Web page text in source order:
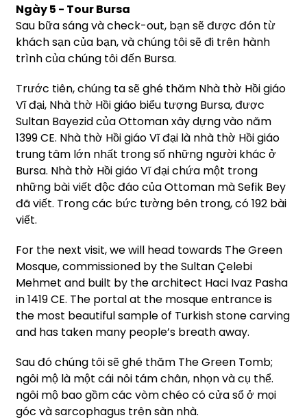
Ngày 5 - Tour Bursa
Sau bữa sáng và check-out, bạn sẽ được đón từ
khách sạn của bạn, và chúng tôi sẽ đi trên hành
trình của chúng tôi đến Bursa.
Trước tiên, chúng ta sẽ ghé thăm Nhà thờ Hồi giáo
Vĩ đại, Nhà thờ Hồi giáo biểu tượng Bursa, được
Sultan Bayezid của Ottoman xây dựng vào năm
1399 CE. Nhà thờ Hồi giáo Vĩ đại là nhà thờ Hồi giáo
trung tâm lớn nhất trong số những người khác ở
Bursa. Nhà thờ Hồi giáo Vĩ đại chứa một trong
những bài viết độc đáo của Ottoman mà Sefik Bey
đã viết. Trong các bức tường bên trong, có 192 bài
viết.
For the next visit, we will head towards The Green
Mosque, commissioned by the Sultan Çelebi
Mehmet and built by the architect Haci Ivaz Pasha
in 1419 CE. The portal at the mosque entrance is
the most beautiful sample of Turkish stone carving
and has taken many people’s breath away.
Sau đó chúng tôi sẽ ghé thăm The Green Tomb;
ngôi mộ là một cái nôi tám chân, nhọn và cụ thể.
ngôi mộ bao gồm các vòm chéo có cửa sổ ở mọi
góc và sarcophagus trên sàn nhà.